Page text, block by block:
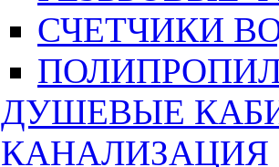
СЧЕТЧИКИ
ДУШЕВЫЕ
КАНАЛИЗАЦИЯ